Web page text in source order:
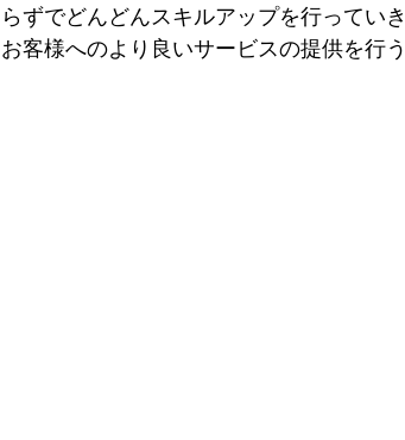
らずでどんどんスキルアップを行ってい
お客様へのより良いサービスの提供を行